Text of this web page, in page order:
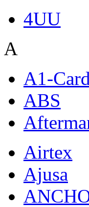
4UU
A
A1-
ABS
Airtex
Ajusa